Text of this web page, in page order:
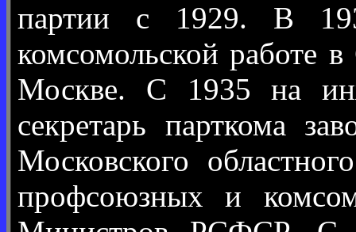
партии с 1929. В
комсомольской работе
Москве. С 1935 на
секретарь парткома
Московского
профсоюзных и